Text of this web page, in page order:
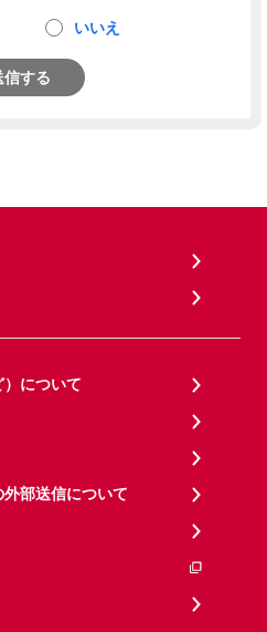
いいえ
信する
について
部送信について